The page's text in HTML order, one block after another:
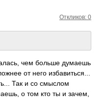
Откликов: 0
чем больше думаешь
от него изба­вить­ся...
Так и со смыслом
о том кто ты и зачем,